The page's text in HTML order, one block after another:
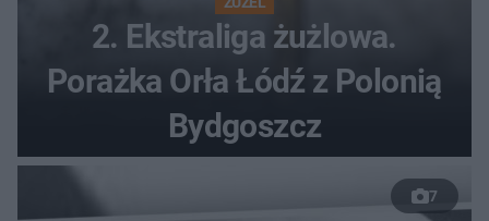
2. Ekstraliga żużlowa.
Porażka Orła Łódź z Polonią
Bydgoszcz
7